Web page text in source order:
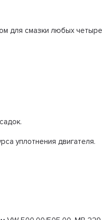
для смазки любых
уплотнения двигателя.